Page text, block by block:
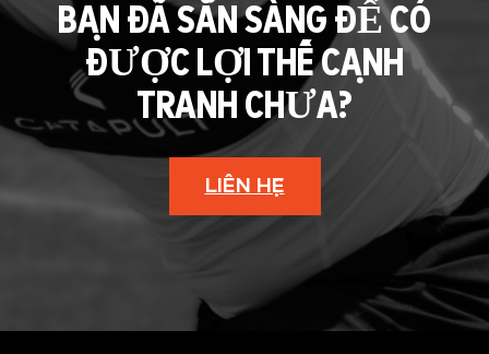
BẠN ĐÃ SẴN SÀNG ĐỂ CÓ
ĐƯỢC LỢI THẾ CẠNH
TRANH CHƯA?
LIÊN HỆ